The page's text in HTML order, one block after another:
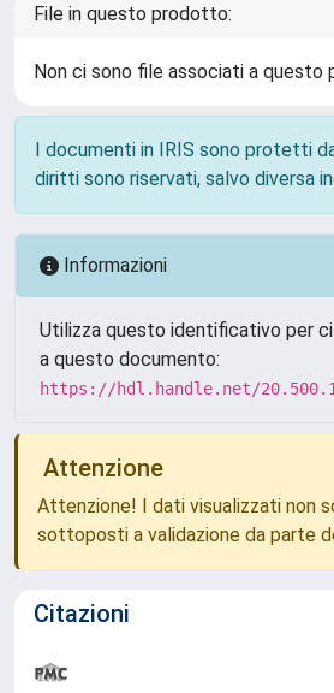
File in questo prodotto:
Non ci sono file associati a questo
I documenti in IRIS sono protetti
diritti sono riservati, salvo diversa
Informazioni
Utilizza questo identificativo per
a questo documento:
https://hdl.handle.net/
Attenzione
Attenzione! I dati visualizzati non
sottoposti a validazione da parte
Citazioni